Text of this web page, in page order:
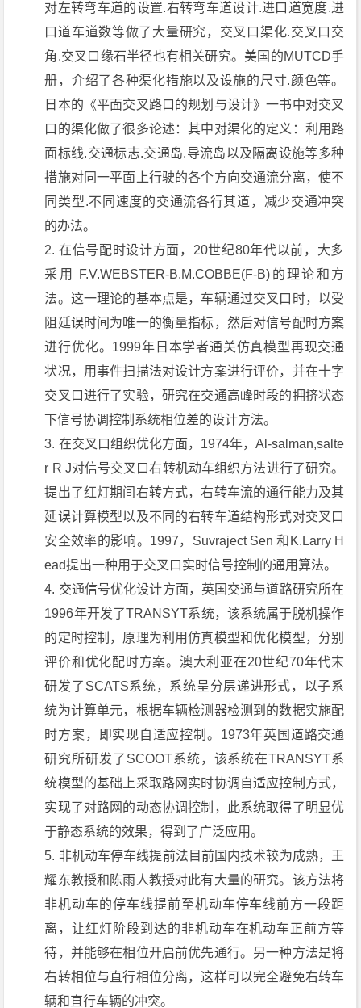
对左转弯车道的设置.右转弯车道设计.进口道宽度.进
口道车道数等做了大量研究，交叉口渠化.交叉口交
角.交叉口缘石半径也有相关研究。美国的MUTCD手
册，介绍了各种渠化措施以及设施的尺寸.颜色等。
日本的《平面交叉路口的规划与设计》一书中对交叉
口的渠化做了很多论述：其中对渠化的定义：利用路
面标线.交通标志.交通岛.导流岛以及隔离设施等多种
措施对同一平面上行驶的各个方向交通流分离，使不
同类型.不同速度的交通流各行其道，减少交通冲突
的办法。
在信号配时设计方面，20世纪80年代以前，大多
采用 F.V.WEBSTER-B.M.COBBE(F-B)的理论和方
法。这一理论的基本点是，车辆通过交叉口时，以受
阻延误时间为唯一的衡量指标，然后对信号配时方案
进行优化。1999年日本学者通关仿真模型再现交通
状况，用事件扫描法对设计方案进行评价，并在十字
交叉口进行了实验，研究在交通高峰时段的拥挤状态
下信号协调控制系统相位差的设计方法。
在交叉口组织优化方面，1974年，Al-salman,salte
r R J对信号交叉口右转机动车组织方法进行了研究。
提出了红灯期间右转方式，右转车流的通行能力及其
延误计算模型以及不同的右转车道结构形式对交叉口
安全效率的影响。1997，Suvraject Sen 和K.Larry H
ead提出一种用于交叉口实时信号控制的通用算法。
交通信号优化设计方面，英国交通与道路研究所在
1996年开发了TRANSYT系统，该系统属于脱机操作
的定时控制，原理为利用仿真模型和优化模型，分别
评价和优化配时方案。澳大利亚在20世纪70年代末
研发了SCATS系统，系统呈分层递进形式，以子系
统为计算单元，根据车辆检测器检测到的数据实施配
时方案，即实现自适应控制。1973年英国道路交通
研究所研发了SCOOT系统，该系统在TRANSYT系
统模型的基础上采取路网实时协调自适应控制方式，
实现了对路网的动态协调控制，此系统取得了明显优
于静态系统的效果，得到了广泛应用。
非机动车停车线提前法目前国内技术较为成熟，王
耀东教授和陈雨人教授对此有大量的研究。该方法将
非机动车的停车线提前至机动车停车线前方一段距
离，让红灯阶段到达的非机动车在机动车正前方等
待，并能够在相位开启前优先通行。另一种方法是将
右转相位与直行相位分离，这样可以完全避免右转车
辆和直行车辆的冲突。